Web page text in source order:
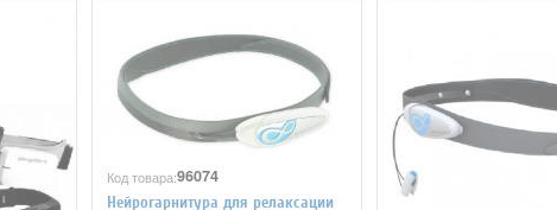
Код товара:96074
Нейрогарнитура для релаксации